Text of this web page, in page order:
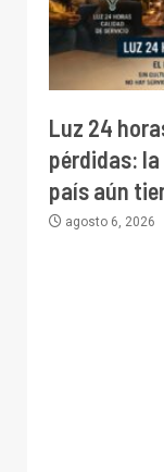
Luz 24
pérdidas:
país aún
agosto 6, 2026